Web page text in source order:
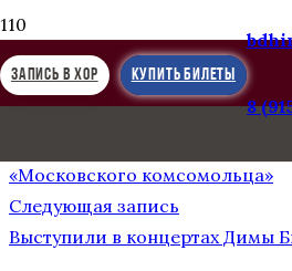
ЗАПИСЬ В ХОР КУПИТЬ БИЛЕТЫ
8
Предыдущая запись
«Московского комсомольца»
Следующая запись
Выступили в концертах Димы